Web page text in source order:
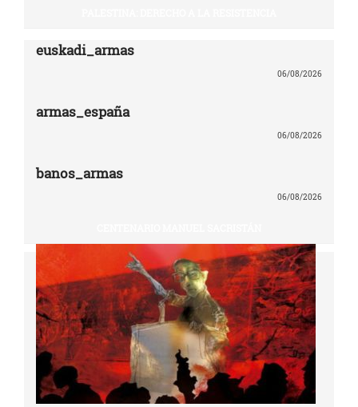
euskadi_armas
06/08/2026
armas_españa
06/08/2026
banos_armas
06/08/2026